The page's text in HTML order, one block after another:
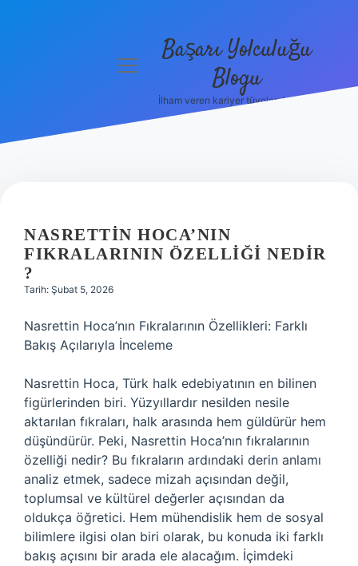
Hakkımızda
menüyüBaşarı Yolculuğu
Blogu
İlham veren kariyer tüyoları burada!
NASRETTIN HOCA’NIN
FIKRALARININ ÖZELLIĞI NEDIR
?
Tarih: Şubat 5, 2026
Nasrettin Hoca’nın Fıkralarının Özellikleri: Farklı
Bakış Açılarıyla İnceleme
Nasrettin Hoca, Türk halk edebiyatının en bilinen
figürlerinden biri. Yüzyıllardır nesilden nesile
aktarılan fıkraları, halk arasında hem güldürür hem
düşündürür. Peki, Nasrettin Hoca’nın fıkralarının
özelliği nedir? Bu fıkraların ardındaki derin anlamı
analiz etmek, sadece mizah açısından değil,
toplumsal ve kültürel değerler açısından da
oldukça öğretici. Hem mühendislik hem de sosyal
bilimlere ilgisi olan biri olarak, bu konuda iki farklı
bakış açısını bir arada ele alacağım. İçimdeki